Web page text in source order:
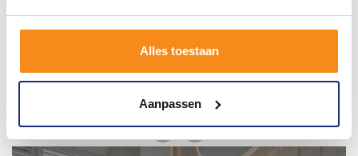
Alles toestaan
Aanpassen